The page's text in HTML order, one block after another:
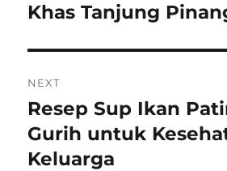
Khas Tanjung
NEXT
Next
post:
Resep Sup Ikan
Gurih untuk
Keluarga